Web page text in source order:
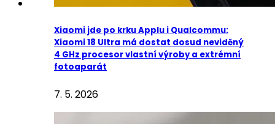
Xiaomi jde po krku Applu i Qualcommu:
Xiaomi 18 Ultra má dostat dosud neviděný
4 GHz procesor vlastní výroby a extrémní
fotoaparát
7. 5. 2026